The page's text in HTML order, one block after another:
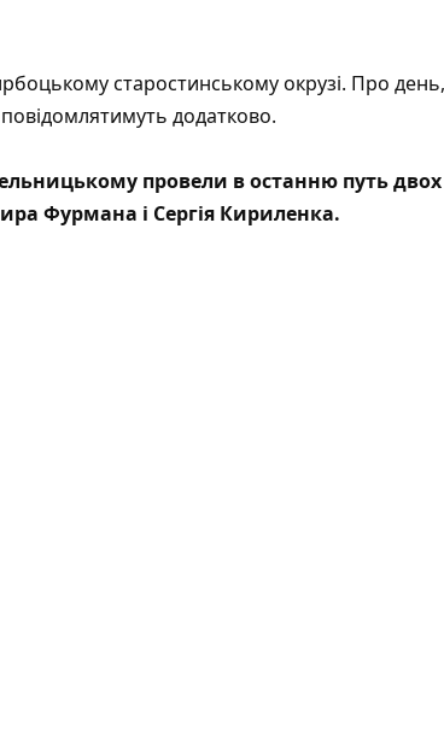
старостинському окрузі. Про
додатково.
провели в останню путь двох
Фурмана і Сергія Кириленка.